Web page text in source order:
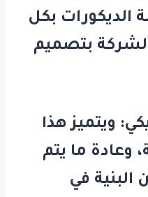
الديكورات بكل
بتصميم
ويتميز هذا
وعادة ما يتم
البنية في